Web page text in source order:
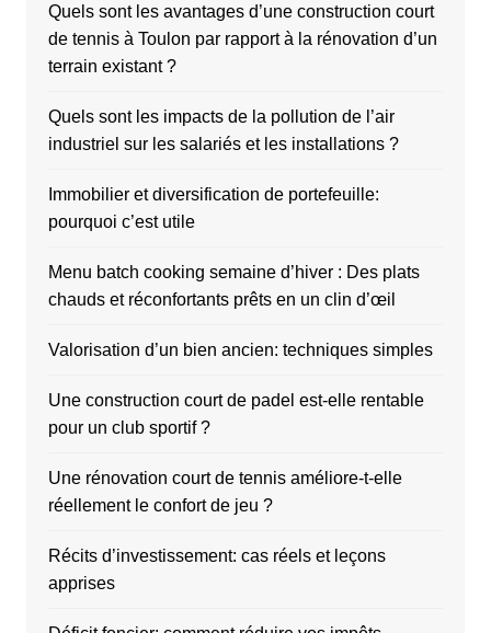
Quels sont les avantages d’une construction court
de tennis à Toulon par rapport à la rénovation d’un
terrain existant ?
Quels sont les impacts de la pollution de l’air
industriel sur les salariés et les installations ?
Immobilier et diversification de portefeuille:
pourquoi c’est utile
Menu batch cooking semaine d’hiver : Des plats
chauds et réconfortants prêts en un clin d’œil
Valorisation d’un bien ancien: techniques simples
Une construction court de padel est-elle rentable
pour un club sportif ?
Une rénovation court de tennis améliore-t-elle
réellement le confort de jeu ?
Récits d’investissement: cas réels et leçons
apprises